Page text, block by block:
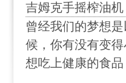
吉姆克手摇榨油
曾经我们的梦想
候，你有没有变
想吃上健康的食